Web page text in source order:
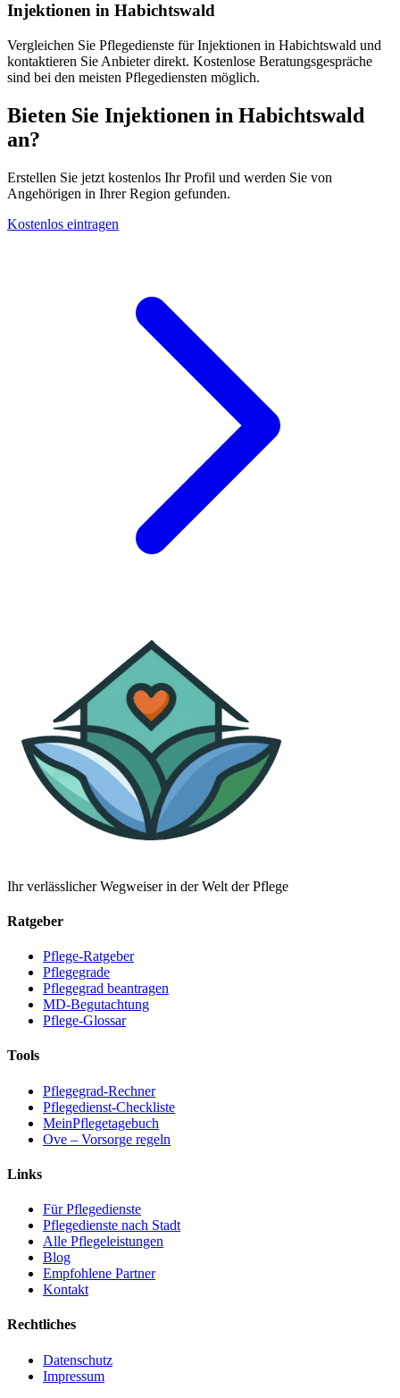
Injektionen in Habichtswald
Vergleichen Sie Pflegedienste für Injektionen in Habichtswald und
kontaktieren Sie Anbieter direkt. Kostenlose Beratungsgespräche
sind bei den meisten Pflegediensten möglich.
Bieten Sie Injektionen in Habichtswald
an?
Erstellen Sie jetzt kostenlos Ihr Profil und werden Sie von
Angehörigen in Ihrer Region gefunden.
Kostenlos eintragen
Ihr verlässlicher Wegweiser in der Welt der Pflege
Ratgeber
Pflege-Ratgeber
Pflegegrade
Pflegegrad beantragen
MD-Begutachtung
Pflege-Glossar
Tools
Pflegegrad-Rechner
Pflegedienst-Checkliste
MeinPflegetagebuch
Ove – Vorsorge regeln
Links
Für Pflegedienste
Pflegedienste nach Stadt
Alle Pflegeleistungen
Blog
Empfohlene Partner
Kontakt
Rechtliches
Datenschutz
Impressum